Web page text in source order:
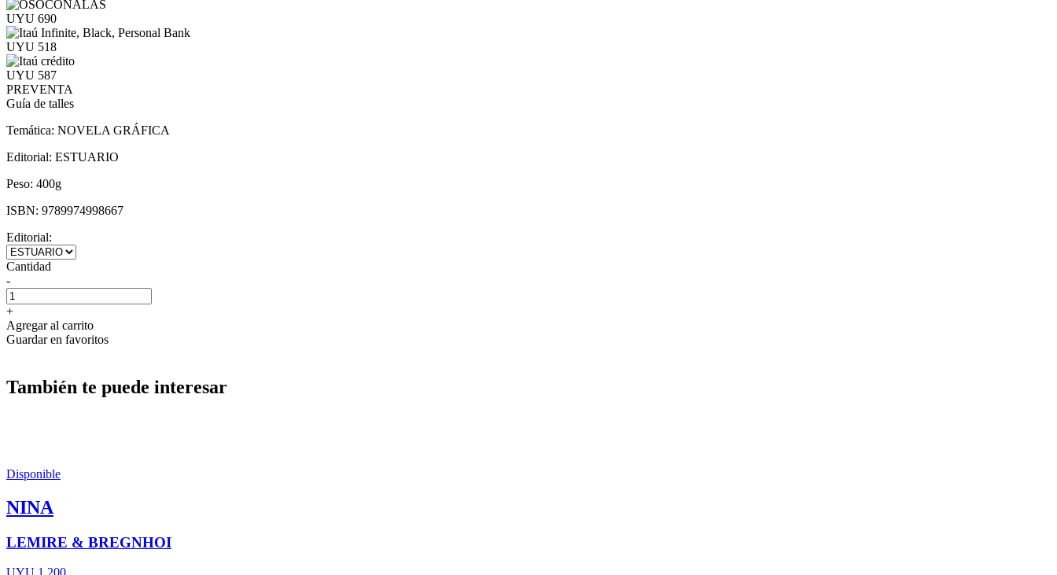
UYU 690
UYU 518
UYU 587
PREVENTA
Guía de talles
Temática: NOVELA GRÁFICA
Editorial: ESTUARIO
Peso: 400g
ISBN: 9789974998667
Editorial:
Cantidad
-
+
Agregar al carrito
Guardar en favoritos
También te puede interesar
Disponible
NINA
LEMIRE & BREGNHOI